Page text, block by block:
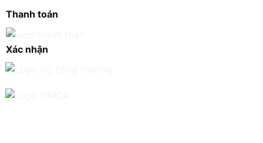
Thanh toán
Xác nhận